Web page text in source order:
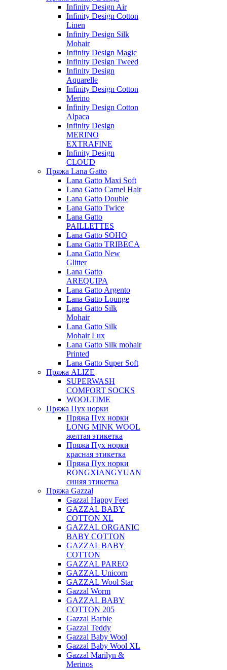
Infinity Design Air
Infinity Design Cotton
Linen
Infinity Design Silk
Mohair
Infinity Design Magic
Infinity Design Tweed
Infinity Design
Aquarelle
Infinity Design Cotton
Merino
Infinity Design Cotton
Alpaca
Infinity Design
MERINO
EXTRAFINE
Infinity Design
CLOUD
Пряжа Lana Gatto
Lana Gatto Maxi Soft
Lana Gatto Camel Hair
Lana Gatto Double
Lana Gatto Twice
Lana Gatto
PAILLETTES
Lana Gatto SOHO
Lana Gatto TRIBECA
Lana Gatto New
Glitter
Lana Gatto
AREQUIPA
Lana Gatto Argento
Lana Gatto Lounge
Lana Gatto Silk
Mohair
Lana Gatto Silk
Mohair Lux
Lana Gatto Silk mohair
Printed
Lana Gatto Super Soft
Пряжа ALIZE
SUPERWASH
COMFORT SOCKS
WOOLTIME
Пряжа Пух норки
Пряжа Пух норки
LONG MINK WOOL
желтая этикетка
Пряжа Пух норки
красная этикетка
Пряжа Пух норки
RONGXIANGYUAN
синяя этикетка
Пряжа Gazzal
Gazzal Happy Feet
GAZZAL BABY
COTTON XL
GAZZAL ORGANIC
BABY COTTON
GAZZAL BABY
COTTON
GAZZAL PAREO
GAZZAL Unicorn
GAZZAL Wool Star
Gazzal Worm
GAZZAL BABY
COTTON 205
Gazzal Barbie
Gazzal Teddy
Gazzal Baby Wool
Gazzal Baby Wool XL
Gazzal Marilyn &
Merinos